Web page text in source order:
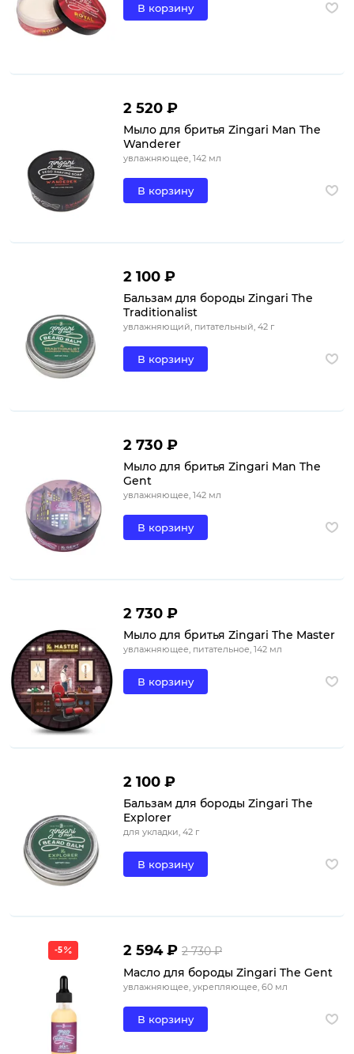
В корзину
2 520 ₽
Мыло для бритья Zingari Man The
Wanderer
увлажняющее, 142 мл
В корзину
2 100 ₽
Бальзам для бороды Zingari The
Traditionalist
увлажняющий, питательный, 42 г
В корзину
2 730 ₽
Мыло для бритья Zingari Man The
Gent
увлажняющее, 142 мл
В корзину
2 730 ₽
Мыло для бритья Zingari The Master
увлажняющее, питательное, 142 мл
В корзину
2 100 ₽
Бальзам для бороды Zingari The
Explorer
для укладки, 42 г
В корзину
-5 2 594 ₽ 2 730 ₽
Масло для бороды Zingari The Gent
увлажняющее, укрепляющее, 60 мл
В корзину